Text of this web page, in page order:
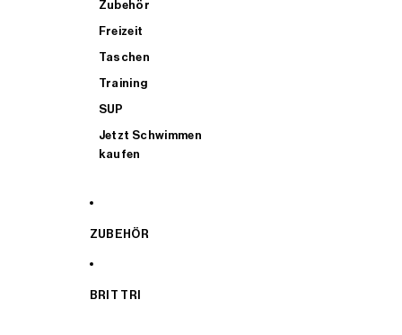
Zubehör
Freizeit
Taschen
Training
SUP
Jetzt Schwimmen
kaufen
ZUBEHÖR
BRIT TRI